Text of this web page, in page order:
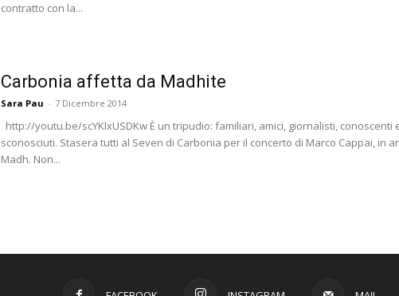
contratto con la...
Carbonia affetta da Madhite
Sara Pau - 7 Dicembre 2014
http://youtu.be/scYKlxUSDKw È un tripudio: familiari, amici, giornalisti, conoscenti
sconosciuti. Stasera tutti al Seven di Carbonia per il concerto di Marco Cappai, in
Madh. Non...